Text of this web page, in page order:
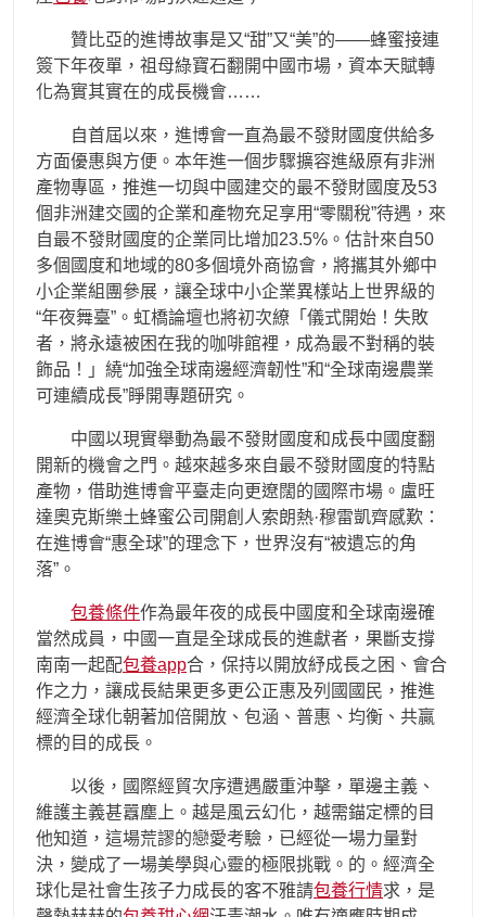
贊比亞的進博故事是又“甜”又“美”的——蜂蜜接連
簽下年夜單，祖母綠寶石翻開中國市場，資本天賦轉
化為實其實在的成長機會……
自首屆以來，進博會一直為最不發財國度供給多
方面優惠與方便。本年進一個步驟擴容進級原有非洲
產物專區，推進一切與中國建交的最不發財國度及53
個非洲建交國的企業和產物充足享用“零關稅”待遇，來
自最不發財國度的企業同比增加23.5%。估計來自50
多個國度和地域的80多個境外商協會，將攜其外鄉中
小企業組團參展，讓全球中小企業異樣站上世界級的
“年夜舞臺”。虹橋論壇也將初次繚「儀式開始！失敗
者，將永遠被困在我的咖啡館裡，成為最不對稱的裝
飾品！」繞“加強全球南邊經濟韌性”和“全球南邊農業
可連續成長”睜開專題研究。
中國以現實舉動為最不發財國度和成長中國度翻
開新的機會之門。越來越多來自最不發財國度的特點
產物，借助進博會平臺走向更遼闊的國際市場。盧旺
達奧克斯樂土蜂蜜公司開創人索朗熱·穆雷凱齊感歎：
在進博會“惠全球”的理念下，世界沒有“被遺忘的角
落”。
包養條件作為最年夜的成長中國度和全球南邊確
當然成員，中國一直是全球成長的進獻者，果斷支撐
南南一起配包養app合，保持以開放紓成長之困、會合
作之力，讓成長結果更多更公正惠及列國國民，推進
經濟全球化朝著加倍開放、包涵、普惠、均衡、共贏
標的目的成長。
以後，國際經貿次序遭遇嚴重沖擊，單邊主義、
維護主義甚囂塵上。越是風云幻化，越需錨定標的目
他知道，這場荒謬的戀愛考驗，已經從一場力量對
決，變成了一場美學與心靈的極限挑戰。的。經濟全
球化是社會生孩子力成長的客不雅請包養行情求，是